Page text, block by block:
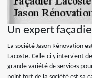
Un expert
La société Jason Rénovation
Lacoste. Celle-ci y intervient
grande variété de services